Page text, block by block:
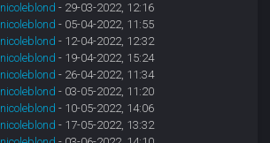
nicoleblond - 29-03-2022, 12:16
nicoleblond - 05-04-2022, 11:55
nicoleblond - 12-04-2022, 12:32
nicoleblond - 19-04-2022, 15:24
nicoleblond - 26-04-2022, 11:34
nicoleblond - 03-05-2022, 11:20
nicoleblond - 10-05-2022, 14:06
nicoleblond - 17-05-2022, 13:32